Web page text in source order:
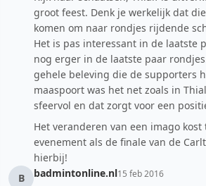
groot feest. Denk je werkelijk dat
komen om naar rondjes rijdende
Het is pas interessant in de laatste
nog erger in de laatste paar
gehele beleving die de supporters
maaspoort was het net zoals in
sfeervol en dat zorgt voor een
Het veranderen van een imago kost
evenement als de finale van de
hierbij!
B
badmintonline.nl15 feb 2016